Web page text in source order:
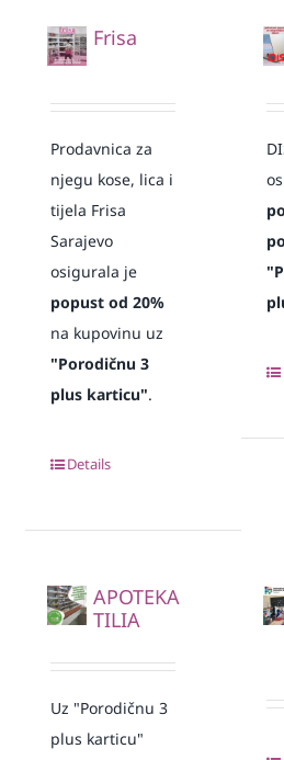
Frisa
Prodavnica za
njegu kose, lica i
tijela Frisa
Sarajevo
osigurala je
popust od 20%
na kupovinu uz
"Porodičnu 3
plus karticu".
Details
APOTEKA
TILIA
Uz "Porodičnu 3
plus karticu"